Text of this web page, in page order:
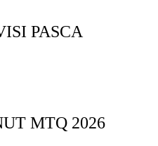
PASCA
MTQ 2026